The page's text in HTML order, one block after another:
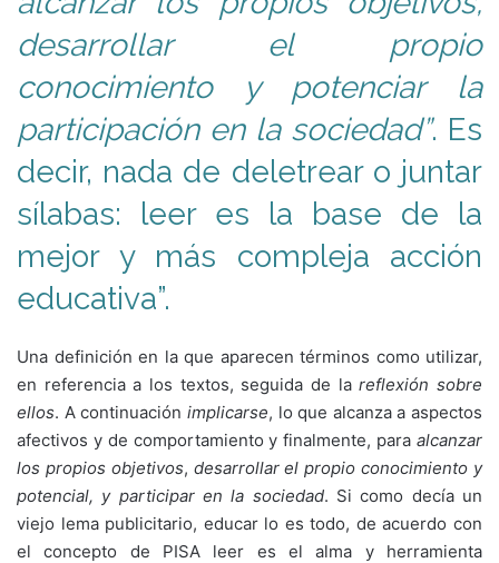
desarrollar el propio
conocimiento y potenciar la
participación en la sociedad”. Es
decir, nada de deletrear o juntar
sílabas: leer es la base de la
mejor y más compleja acción
educativa”.
Una definición en la que aparecen términos como utilizar,
en referencia a los textos, seguida de lareflexión sobre
ellos. A continuación implicarse, lo que alcanza a aspectos
afectivos y de comportamiento y finalmente, para alcanzar
los propios objetivos, desarrollar el propio conocimiento y
potencial, y participar en la sociedad. Si como decía un
viejo lema publicitario, educar lo es todo, de acuerdo con
el concepto de PISA leer es el alma y herramienta